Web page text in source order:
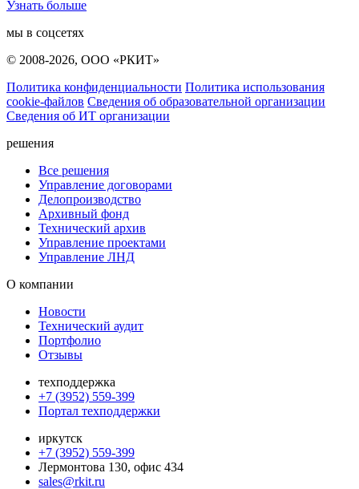
Узнать больше
мы в соцсетях
© 2008-2026, ООО «РКИТ»
Политика конфиденциальности Политика использования
cookie-файлов Сведения об образовательной организации
Сведения об ИТ организации
решения
Все решения
Управление договорами
Делопроизводство
Архивный фонд
Технический архив
Управление проектами
Управление ЛНД
О компании
Новости
Технический аудит
Портфолио
Отзывы
техподдержка
+7 (3952) 559-399
Портал техподдержки
иркутск
+7 (3952) 559-399
Лермонтова 130, офис 434
sales@rkit.ru